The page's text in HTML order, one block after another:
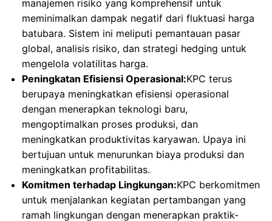
manajemen risiko yang komprehensif untuk
meminimalkan dampak negatif dari fluktuasi harga
batubara. Sistem ini meliputi pemantauan pasar
global, analisis risiko, dan strategi hedging untuk
mengelola volatilitas harga.
Peningkatan Efisiensi Operasional:KPC terus
berupaya meningkatkan efisiensi operasional
dengan menerapkan teknologi baru,
mengoptimalkan proses produksi, dan
meningkatkan produktivitas karyawan. Upaya ini
bertujuan untuk menurunkan biaya produksi dan
meningkatkan profitabilitas.
Komitmen terhadap Lingkungan:KPC berkomitmen
untuk menjalankan kegiatan pertambangan yang
ramah lingkungan dengan menerapkan praktik-